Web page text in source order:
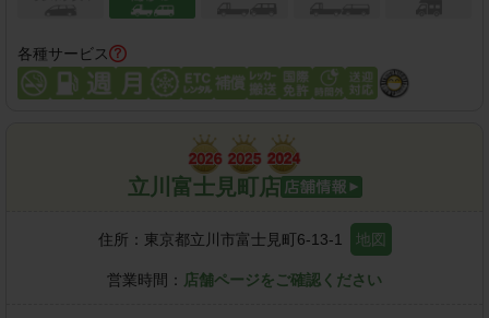
各種サービス
立川富士見町店
住所： 東京都立川市富士見町6-13-1 地図
営業時間： 店舗ページをご確認ください